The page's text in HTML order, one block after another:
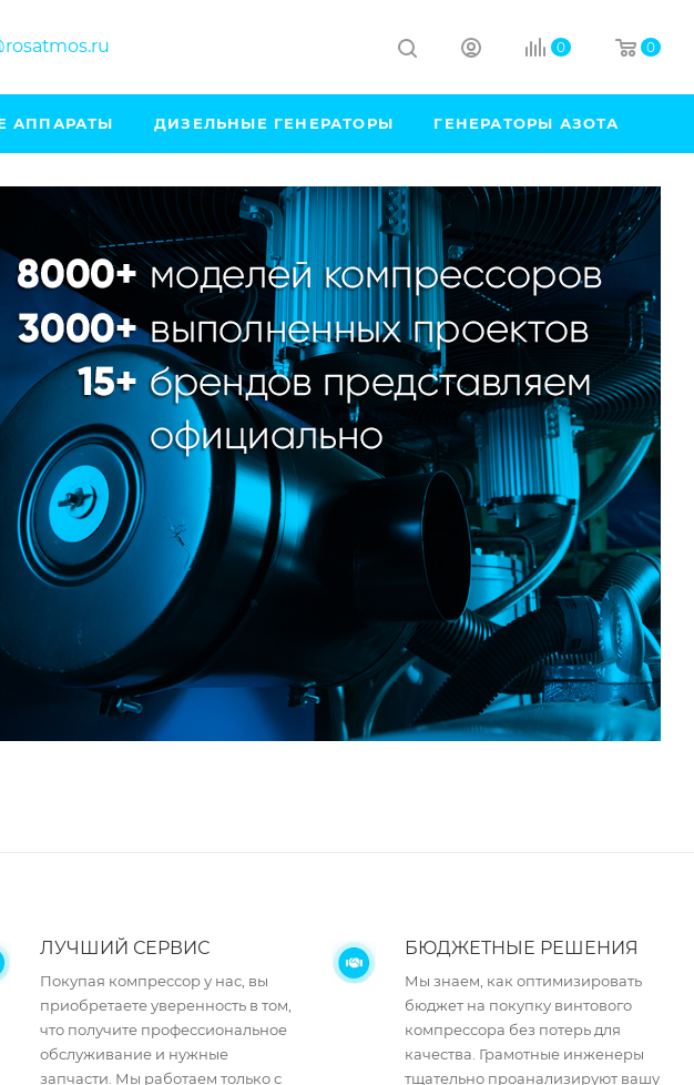
0 0
АППАРАТЫ ДИЗЕЛЬНЫЕ ГЕНЕРАТОРЫ ГЕНЕРАТОРЫ АЗОТА
ЛУЧШИЙ СЕРВИС
Покупая компрессор у нас, вы
приобретаете уверенность в том,
что получите профессиональное
обслуживание и нужные
запчасти. Мы работаем только с
БЮДЖЕТНЫЕ РЕШЕНИЯ
Мы знаем, как оптимизировать
бюджет на покупку винтового
компрессора без потерь для
качества. Грамотные инженеры
тщательно проанализируют вашу